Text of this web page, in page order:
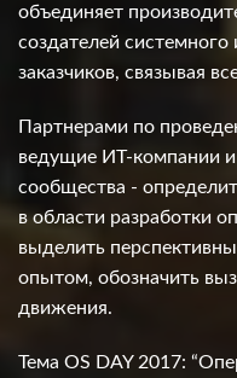
объединяет
создателей
заказчиков, связывая
Партнерами по
ведущие ИТ-компании и
сообщества -
в области разработки
выделить
опытом, обозначить
движения.
Тема OS DAY 2017: